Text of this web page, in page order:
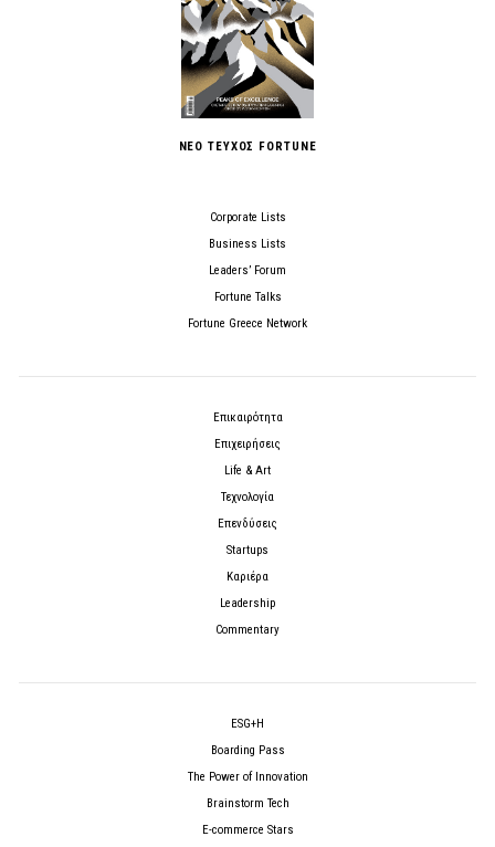
ΝΕΟ ΤΕΥΧΟΣ FORTUNE
Corporate Lists
Business Lists
Leaders’ Forum
Fortune Talks
Fortune Greece Network
Επικαιρότητα
Επιχειρήσεις
Life & Art
Τεχνολογία
Επενδύσεις
Startups
Καριέρα
Leadership
Commentary
ESG+H
Boarding Pass
The Power of Innovation
Brainstorm Tech
E-commerce Stars